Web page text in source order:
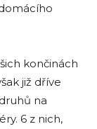
končinách
již dříve
na
6 z nich,